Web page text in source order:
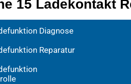
15 Ladekontakt
Diagnose
Reparatur